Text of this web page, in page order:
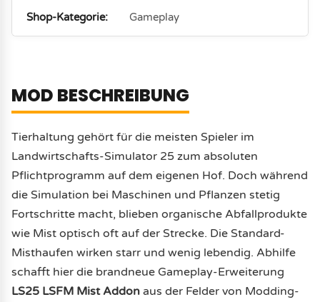
Shop-Kategorie: Gameplay
MOD BESCHREIBUNG
Tierhaltung gehört für die meisten Spieler im
Landwirtschafts-Simulator 25 zum absoluten
Pflichtprogramm auf dem eigenen Hof. Doch während
die Simulation bei Maschinen und Pflanzen stetig
Fortschritte macht, blieben organische Abfallprodukte
wie Mist optisch oft auf der Strecke. Die Standard-
Misthaufen wirken starr und wenig lebendig. Abhilfe
schafft hier die brandneue Gameplay-Erweiterung
LS25 LSFM Mist Addon aus der Felder von Modding-